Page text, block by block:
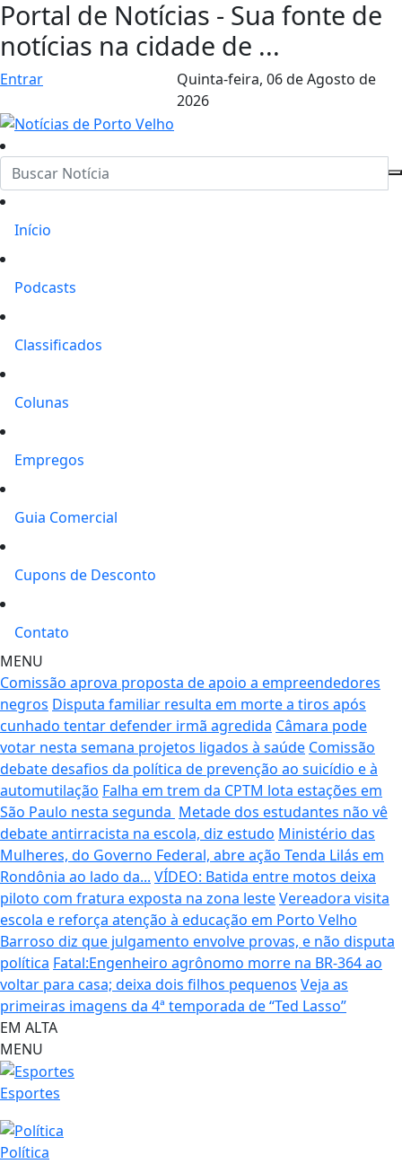
Portal de Notícias - Sua fonte de
notícias na cidade de ...
Entrar Quinta-feira, 06 de Agosto de
2026
Início
Podcasts
Classificados
Colunas
Empregos
Guia Comercial
Cupons de Desconto
Contato
MENU
Comissão aprova proposta de apoio a empreendedores
negros Disputa familiar resulta em morte a tiros após
cunhado tentar defender irmã agredida Câmara pode
votar nesta semana projetos ligados à saúde Comissão
debate desafios da política de prevenção ao suicídio e à
automutilação Falha em trem da CPTM lota estações em
São Paulo nesta segunda Metade dos estudantes não vê
debate antirracista na escola, diz estudo Ministério das
Mulheres, do Governo Federal, abre ação Tenda Lilás em
Rondônia ao lado da... VÍDEO: Batida entre motos deixa
piloto com fratura exposta na zona lesteVereadora visita
escola e reforça atenção à educação em Porto Velho
Barroso diz que julgamento envolve provas, e não disputa
política Fatal:Engenheiro agrônomo morre na BR-364 ao
voltar para casa; deixa dois filhos pequenos Veja as
primeiras imagens da 4ª temporada de “Ted Lasso”
EM ALTA
MENU
Esportes
Política